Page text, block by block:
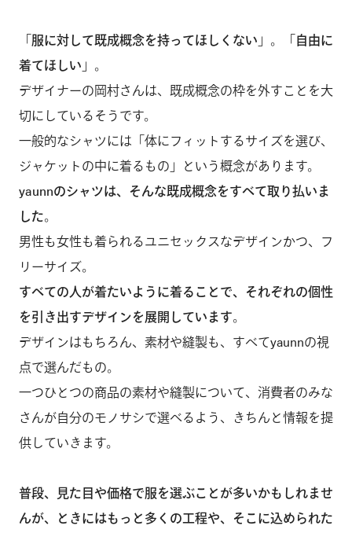
「服に対して既成概念を持ってほしくない 」。「自由に
着てほしい 」。
デザイナーの岡村さんは、既成概念の枠を外すことを大
切にしているそうです。
一般的なシャツには「体にフィットするサイズを選び、
ジャケットの中に着るもの」という概念があります。
yaunnのシャツは、そんな既成概念をすべて取り払いま
した。
男性も女性も着られるユニセックスなデザインかつ、フ
リーサイズ。
すべての人が着たいように着ることで、それぞれの個性
を引き出すデザインを展開しています。
デザインはもちろん、素材や縫製も、すべてyaunnの視
点で選んだもの。
一つひとつの商品の素材や縫製について、消費者のみな
さんが自分のモノサシで選べるよう、きちんと情報を提
供していきます。
普段、見た目や価格で服を選ぶことが多いかもしれませ
んが、ときにはもっと多くの工程や、そこに込められた